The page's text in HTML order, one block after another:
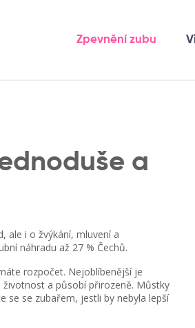
Zpevnění zubu
a
ale i o žvýkání, mluvení a
náhradu až 27 % Čechů.
rozpočet. Nejoblíbenější je
a působí přirozeně. Můstky
se se zubařem, jestli by nebyla lepší